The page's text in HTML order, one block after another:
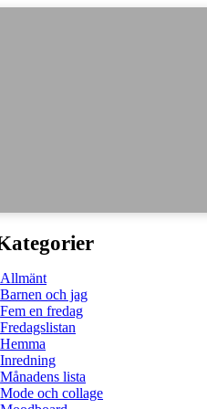
Allmänt
Barnen och jag
Fem en fredag
Fredagslistan
Hemma
Inredning
Månadens lista
Mode och collage